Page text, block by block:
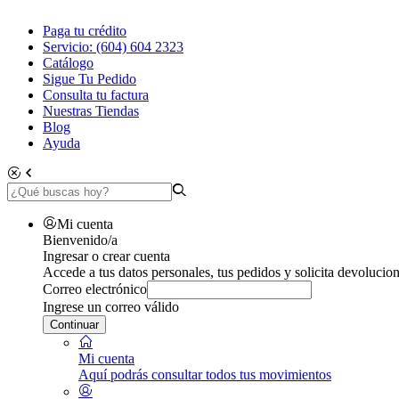
Paga tu crédito
Servicio: (604) 604 2323
Catálogo
Sigue Tu Pedido
Consulta tu factura
Nuestras Tiendas
Blog
Ayuda
Mi cuenta
Bienvenido/a
Ingresar o crear cuenta
Accede a tus datos personales, tus pedidos y solicita
Correo electrónico
Ingrese un correo válido
Continuar
Mi cuenta
Aquí podrás consultar todos tus movimientos